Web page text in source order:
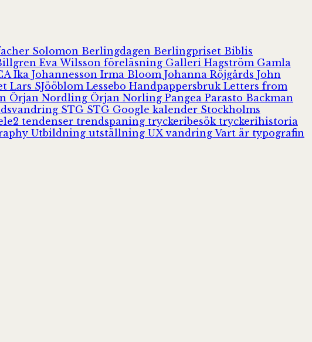
Solomon Berlingdagen Berlingpriset Biblis
Eva Wilsson föreläsning Galleri Hagström Gamla
Ika Johannesson Irma Bloom Johanna Röjgårds John
Lars SJööblom Lessebo Handpappersbruk Letters from
Örjan Nordling Örjan Norling Pangea Parasto Backman
STG STG Google kalender Stockholms
tendenser trendspaning tryckeribesök tryckerihistoria
Utbildning utställning UXvandring Vart är typografin